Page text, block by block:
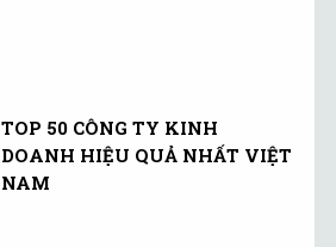
TOP 50 CÔNG TY KINH
DOANH HIỆU QUẢ NHẤT VIỆT
NAM